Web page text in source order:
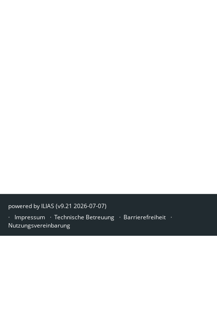
powered by ILIAS (v9.21 2026-07-07)
Impressum
Technische Betreuung
Barrierefreiheit
Nutzungsvereinbarung